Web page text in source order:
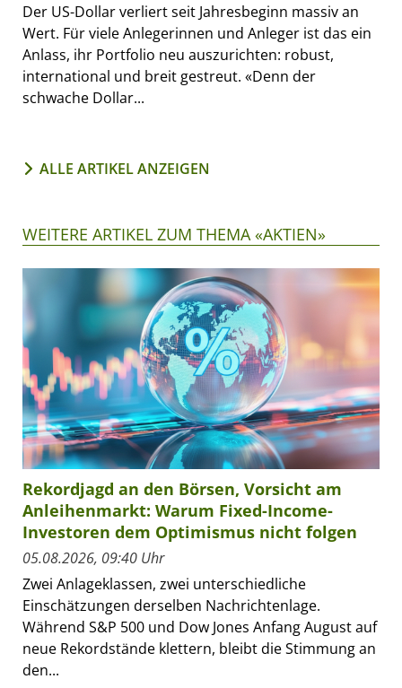
Der US-Dollar verliert seit Jahresbeginn massiv an
Wert. Für viele Anlegerinnen und Anleger ist das ein
Anlass, ihr Portfolio neu auszurichten: robust,
international und breit gestreut. «Denn der
schwache Dollar...
ALLE ARTIKEL ANZEIGEN
WEITERE ARTIKEL ZUM THEMA «AKTIEN»
Rekordjagd an den Börsen, Vorsicht am
Anleihenmarkt: Warum Fixed-Income-
Investoren dem Optimismus nicht folgen
05.08.2026, 09:40 Uhr
Zwei Anlageklassen, zwei unterschiedliche
Einschätzungen derselben Nachrichtenlage.
Während S&P 500 und Dow Jones Anfang August auf
neue Rekordstände klettern, bleibt die Stimmung an
den...